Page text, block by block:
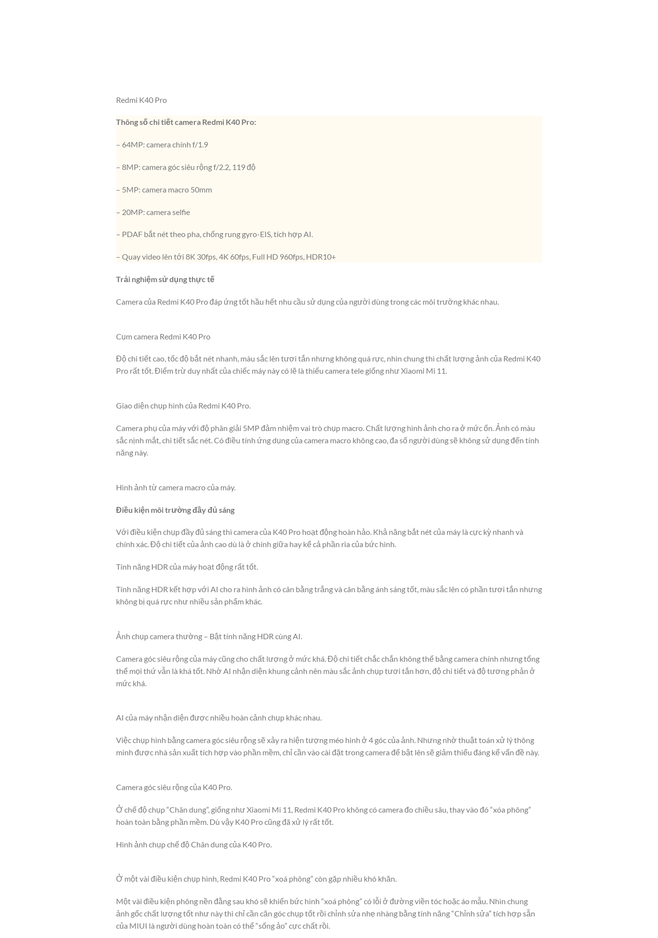
Redmi K40 Pro
Thông số chi tiết camera Redmi K40 Pro:
– 64MP: camera chính f/1.9
– 8MP: camera góc siêu rộng f/2.2, 119 độ
– 5MP: camera macro 50mm
– 20MP: camera selfie
– PDAF bắt nét theo pha, chống rung gyro-EIS, tích hợp AI.
– Quay video lên tới 8K 30fps, 4K 60fps, Full HD 960fps, HDR10+
Trải nghiệm sử dụng thực tế
Camera của Redmi K40 Pro đáp ứng tốt hầu hết nhu cầu sử dụng của người dùng trong các môi trường khác nhau.
Cụm camera Redmi K40 Pro
Độ chi tiết cao, tốc độ bắt nét nhanh, màu sắc lên tươi tắn nhưng không quá rực, nhìn chung thì chất lượng ảnh của Redmi K40
Pro rất tốt. Điểm trừ duy nhất của chiếc máy này có lẽ là thiếu camera tele giống như Xiaomi Mi 11.
Giao diện chụp hình của Redmi K40 Pro.
Camera phụ của máy với độ phân giải 5MP đảm nhiệm vai trò chụp macro. Chất lượng hình ảnh cho ra ở mức ổn. Ảnh có màu
sắc nịnh mắt, chi tiết sắc nét. Có điều tính ứng dụng của camera macro không cao, đa số người dùng sẽ không sử dụng đến tính
năng này.
Hình ảnh từ camera macro của máy.
Điều kiện môi trường đầy đủ sáng
Với điều kiện chụp đầy đủ sáng thì camera của K40 Pro hoạt động hoàn hảo. Khả năng bắt nét của máy là cực kỳ nhanh và
chính xác. Độ chi tiết của ảnh cao dù là ở chính giữa hay kể cả phần rìa của bức hình.
Tính năng HDR của máy hoạt động rất tốt.
Tính năng HDR kết hợp với AI cho ra hình ảnh có cân bằng trắng và cân bằng ánh sáng tốt, màu sắc lên có phần tươi tắn nhưng
không bị quá rực như nhiều sản phẩm khác.
Ảnh chụp camera thường – Bật tính năng HDR cùng AI.
Camera góc siêu rộng của máy cũng cho chất lượng ở mức khá. Độ chi tiết chắc chắn không thể bằng camera chính nhưng tổng
thể mọi thứ vẫn là khá tốt. Nhờ AI nhận diện khung cảnh nên màu sắc ảnh chụp tươi tắn hơn, độ chi tiết và độ tương phản ở
mức khá.
AI của máy nhận diện được nhiều hoàn cảnh chụp khác nhau.
Việc chụp hình bằng camera góc siêu rộng sẽ xảy ra hiện tượng méo hình ở 4 góc của ảnh. Nhưng nhờ thuật toán xử lý thông
minh được nhà sản xuất tích hợp vào phần mềm, chỉ cần vào cài đặt trong camera để bật lên sẽ giảm thiểu đáng kể vấn đề này.
Camera góc siêu rộng của K40 Pro.
Ở chế độ chụp “Chân dung”, giống như Xiaomi Mi 11, Redmi K40 Pro không có camera đo chiều sâu, thay vào đó “xóa phông”
hoàn toàn bằng phần mềm. Dù vậy K40 Pro cũng đã xử lý rất tốt.
Hình ảnh chụp chế độ Chân dung của K40 Pro.
Ở một vài điều kiện chụp hình, Redmi K40 Pro “xoá phông” còn gặp nhiều khó khăn.
Một vài điều kiện phông nền đằng sau khó sẽ khiến bức hình “xoá phông” có lỗi ở đường viền tóc hoặc áo mẫu. Nhìn chung
ảnh gốc chất lượng tốt như này thì chỉ cần căn góc chụp tốt rồi chỉnh sửa nhẹ nhàng bằng tính năng “Chỉnh sửa” tích hợp sẵn
của MIUI là người dùng hoàn toàn có thể “sống ảo” cực chất rồi.